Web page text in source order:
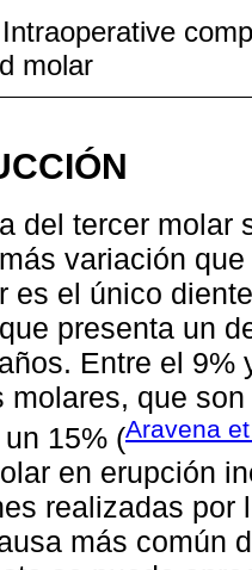
Intraoperative
molar
del tercer molar
variación
es el único
presenta un
Entre el
molares, que
15% (Aravena
en erupción
realizadas por
más común